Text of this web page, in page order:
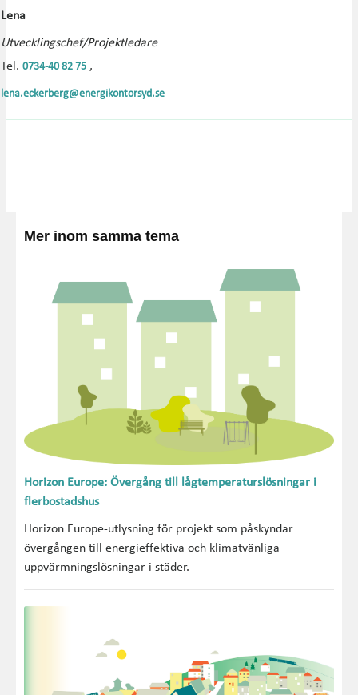
Lena
Utvecklingschef/Projektledare
Tel. 0734-40 82 75 ,
lena.eckerberg@energikontorsyd.se
Mer inom samma tema
Horizon Europe: Övergång till lågtemperaturslösningar i
flerbostadshus
Horizon Europe-utlysning för projekt som påskyndar
övergången till energieffektiva och klimatvänliga
uppvärmningslösningar i städer.